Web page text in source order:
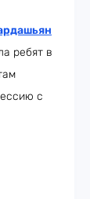
ребят в
с